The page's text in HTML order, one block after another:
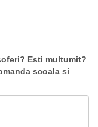
Esti multumit?
scoala si